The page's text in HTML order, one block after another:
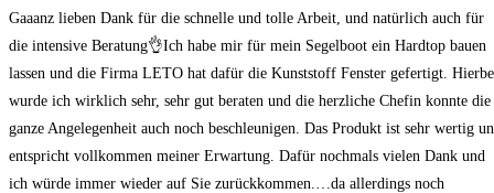
Gaaanz lieben Dank für die schnelle und tolle Arbeit, und natürlich auch für
die intensive Beratung👌Ich habe mir für mein Segelboot ein Hardtop bauen
lassen und die Firma LETO hat dafür die Kunststoff Fenster gefertigt.
wurde ich wirklich sehr, sehr gut beraten und die herzliche Chefin konnte die
ganze Angelegenheit auch noch beschleunigen. Das Produkt ist sehr wertig
entspricht vollkommen meiner Erwartung. Dafür nochmals vielen Dank und
ich würde immer wieder auf Sie zurückkommen.…da allerdings noch